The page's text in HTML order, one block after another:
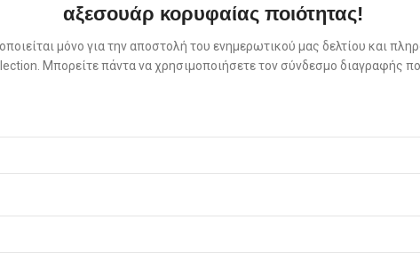
αξεσουάρ κορυφαίας ποιότητας!
μόνο για την αποστολή του ενημερωτικού μας δελτίου και
Μπορείτε πάντα να χρησιμοποιήσετε τον σύνδεσμο διαγραφής